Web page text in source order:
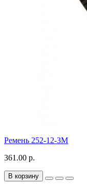
Ремень 252-12-3M
361.00 р.
В корзину